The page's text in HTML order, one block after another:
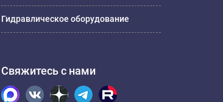
Гидравлическое оборудование
Свяжитесь с нами